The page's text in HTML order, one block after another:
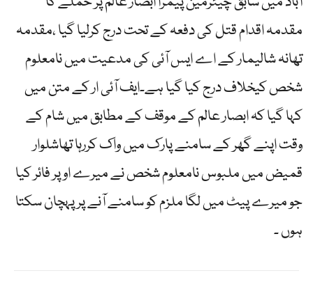
مقدمہ اقدام قتل کی دفعہ کے تحت درج کرلیا گیا ،مقدمہ
تھانہ شالیمار کے اے ایس آئی کی مدعیت میں نامعلوم
شخص کیخلاف درج کیا گیا ہے۔ایف آئی ار کے متن میں
کہا گیا کہ ابصار عالم کے موقف کے مطابق میں شام کے
وقت اپنے گھر کے سامنے پارک میں واک کررہا تھاشلوار
قمیض میں ملبوس نامعلوم شخص نے میرے اوپر فائر کیا
جو میرے پیٹ میں لگا ملزم کو سامنے آنے پر پہچان سکتا
ہوں ۔